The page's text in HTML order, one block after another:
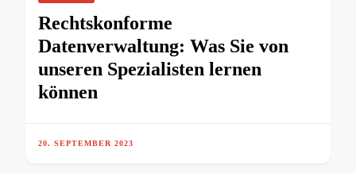
Rechtskonforme
Datenverwaltung: Was Sie von
unseren Spezialisten lernen
können
20. SEPTEMBER 2023